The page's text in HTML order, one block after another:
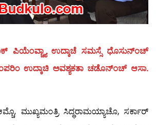
ಪಿಯೆಂವ್ಚ್ಯಾ ಉದ್ಕಾಚೆ ಸಮಸ್ಸೆ ಧೊಸುನ್‍ಂಚ್
ಉದ್ಕಾಚಿ ಅವಶ್ಯಕತಾ ಚಡೊನ್‍ಂಚ್ ಆಸಾ.
ಮುಖ್ಯಮಂತ್ರಿ ಸಿದ್ಧರಾಮಯ್ಯಾಚೊ, ಸರ್ಕಾರ್